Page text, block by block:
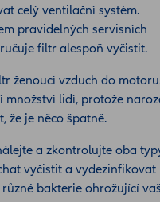
celý ventilační systém.
pravidelných servisních
filtr alespoň vyčistit.
ženoucí vzduch do
množství lidí, protože
že je něco špatně.
a zkontrolujte oba
vyčistit a vydezinfikovat
bakterie ohrožující